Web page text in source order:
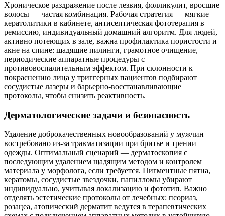
Хроническое раздражение после лезвия, фолликулит, вросшие
волосы — частая комбинация. Рабочая стратегия — мягкие
кератолитики в кабинете, антисептическая фототерапия в
ремиссию, индивидуальный домашний алгоритм. Для людей,
активно потеющих в зале, важна профилактика пористости и
акне на спине: щадящие пилинги, грамотное очищение,
периодические аппаратные процедуры с
противовоспалительным эффектом. При склонности к
покраснению лица у триггерных пациентов подбирают
сосудистые лазеры и барьерно‑восстанавливающие
протоколы, чтобы снизить реактивность.
Дерматологические задачи и безопасность
Удаление доброкачественных новообразований у мужчин
востребовано из‑за травматизации при бритье и трении
одежды. Оптимальный сценарий — дерматоскопия с
последующим удалением щадящим методом и контролем
материала у морфолога, если требуется. Пигментные пятна,
кератомы, сосудистые звездочки, папилломы убирают
индивидуально, учитывая локализацию и фототип. Важно
отделять эстетические протоколы от лечебных: псориаз,
розацеа, атопический дерматит ведутся в терапевтических